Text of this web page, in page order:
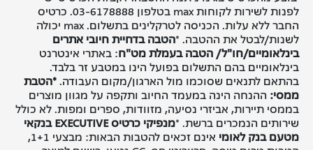
לפנות לשירות לקוחות max בטלפון 03-6178888. כרטיס
החבר ללא עלות. הכניסה לטרקלינים בתשלום. max יכולה
לשנות/לבטל את ההטבה. *הטבה בדחיית חיובי אתרים
בינלאומיים/חו"ל/ הטבה בעמלת מט"ח: באתרי אינטרנט
בינלאומיים בהם התשלום בפועל הינו במטבע זר בלבד.
בהתאם לתנאים שסוכמו מול הארגון/מקום העבודה.*הטבת
ממסי: ההנחה הינה במעמד החיוב ותקפה על מגוון מוצרים
בממסי תיירות, אביזרי נסיעה, מזוודות, ספרים ומפות. לא כולל
שירותים הנמכרים ברשת. *מנפיקי כרטיסEXECUTIVE
בנקאי
מטעם בנק לאומי
אינם זכאים להטבות הבאות: מבצעי 1+1,